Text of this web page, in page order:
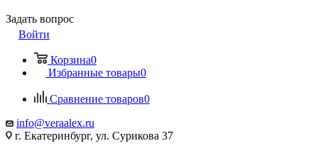
Задать вопрос
Войти
Корзина0
Избранные товары0
Сравнение товаров0
info@veraalex.ru
г. Екатеринбург, ул. Сурикова 37